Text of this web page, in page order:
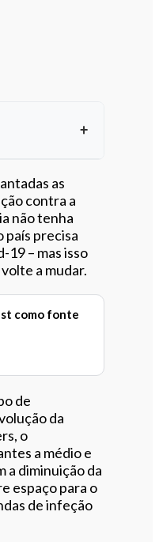
as
contra a
não tenha
país precisa
19 – mas isso
a mudar.
como fonte
de
da
o
a médio e
a diminuição da
espaço para o
de infeção